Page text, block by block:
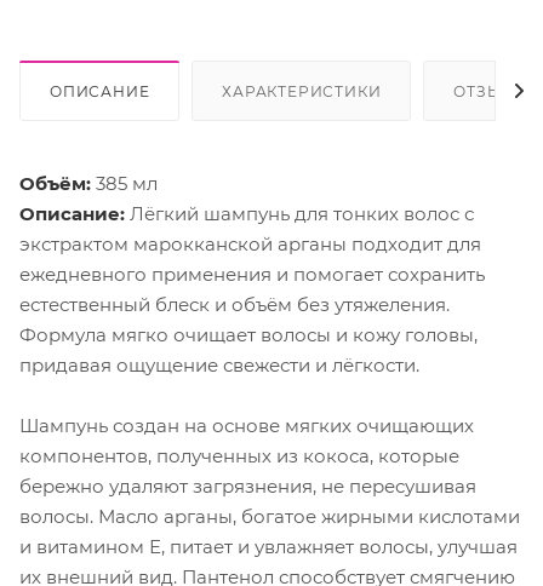
ОПИСАНИЕ ХАРАКТЕРИСТИКИ ОТЗЫВЫ
Объём: 385 мл
Описание: Лёгкий шампунь для тонких волос с
экстрактом марокканской арганы подходит для
ежедневного применения и помогает сохранить
естественный блеск и объём без утяжеления.
Формула мягко очищает волосы и кожу головы,
придавая ощущение свежести и лёгкости.
Шампунь создан на основе мягких очищающих
компонентов, полученных из кокоса, которые
бережно удаляют загрязнения, не пересушивая
волосы. Масло арганы, богатое жирными кислотами
и витамином Е, питает и увлажняет волосы, улучшая
их внешний вид. Пантенол способствует смягчению